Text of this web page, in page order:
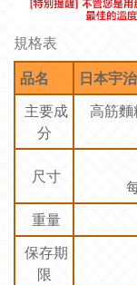
規格表
品名
日本宇
主要成
分
高筋麵
尺寸
重量
保存期
限